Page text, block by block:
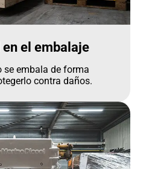
el embalaje
se embala de forma
contra daños.